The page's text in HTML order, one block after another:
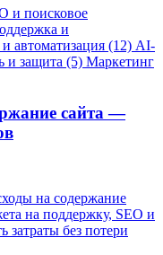
и поисковое
и
автоматизация (12) AI-
и защита (5) Маркетинг
сайта —
на содержание
на поддержку, SEO и
затраты без потери